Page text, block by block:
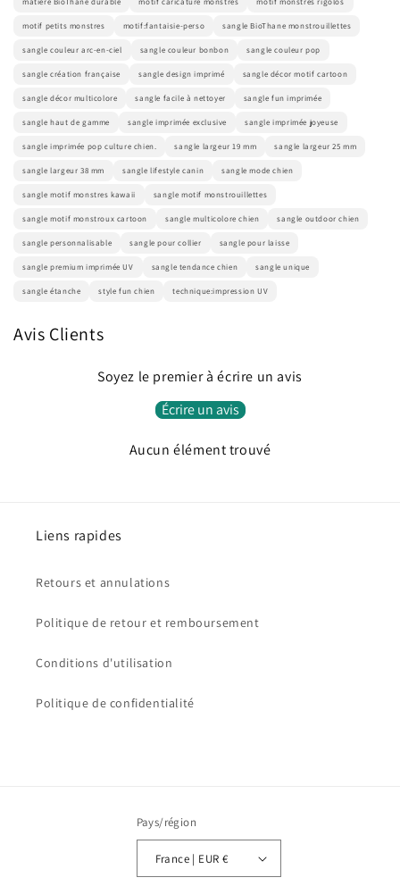
motif petits monstres motif:fantaisie-perso sangle BioThane monstrouillettes
sangle couleur arc-en-ciel sangle couleur bonbon sangle couleur pop
sangle création française sangle design imprimé sangle décor motif cartoon
sangle décor multicolore sangle facile à nettoyer sangle fun imprimée
sangle haut de gamme sangle imprimée exclusive sangle imprimée joyeuse
sangle imprimée pop culture chien. sangle largeur 19 mm sangle largeur 25 mm
sangle largeur 38 mm sangle lifestyle canin sangle mode chien
sangle motif monstres kawaii sangle motif monstrouillettes
sangle motif monstroux cartoon sangle multicolore chien sangle outdoor chien
sangle personnalisable sangle pour collier sangle pour laisse
sangle premium imprimée UV sangle tendance chien sangle unique
sangle étanche style fun chien technique:impression UV
Avis Clients
Soyez le premier à écrire un avis
Écrire un avis
Aucun élément trouvé
Liens rapides
Retours et annulations
Politique de retour et remboursement
Conditions d'utilisation
Politique de confidentialité
Pays/région
France | EUR €